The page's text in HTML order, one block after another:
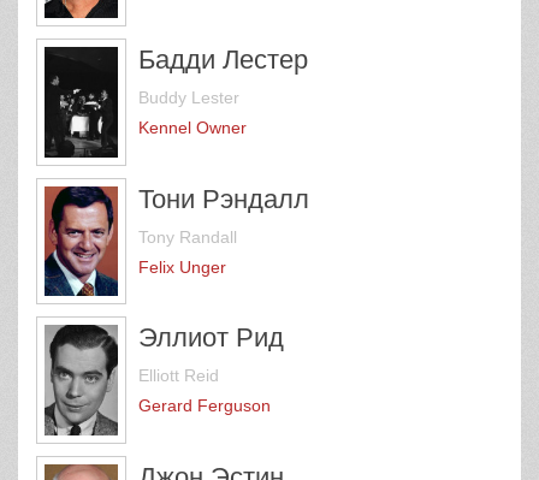
Бадди Лестер
Buddy Lester
Kennel Owner
Тони Рэндалл
Tony Randall
Felix Unger
Эллиот Рид
Elliott Reid
Gerard Ferguson